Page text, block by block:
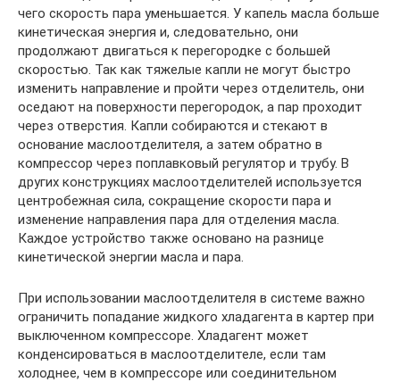
чего скорость пара уменьшается. У капель масла больше
кинетическая энергия и, следовательно, они
продолжают двигаться к перегородке с большей
скоростью. Так как тяжелые капли не могут быстро
изменить направление и пройти через отделитель, они
оседают на поверхности перегородок, а пар проходит
через отверстия. Капли собираются и стекают в
основание маслоотделителя, а затем обратно в
компрессор через поплавковый регулятор и трубу. В
других конструкциях маслоотделителей используется
центробежная сила, сокращение скорости пара и
изменение направления пара для отделения масла.
Каждое устройство также основано на разнице
кинетической энергии масла и пара.
При использовании маслоотделителя в системе важно
ограничить попадание жидкого хладагента в картер при
выключенном компрессоре. Хладагент может
конденсироваться в маслоотделителе, если там
холоднее, чем в компрессоре или соединительном